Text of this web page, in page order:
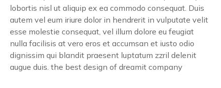
lobortis nisl ut aliquip ex ea commodo consequat. Duis
autem vel eum iriure dolor in hendrerit in vulputate velit
esse molestie consequat, vel illum dolore eu feugiat
nulla facilisis at vero eros et accumsan et iusto odio
dignissim qui blandit praesent luptatum zzril delenit
augue duis. the best design of dreamit company